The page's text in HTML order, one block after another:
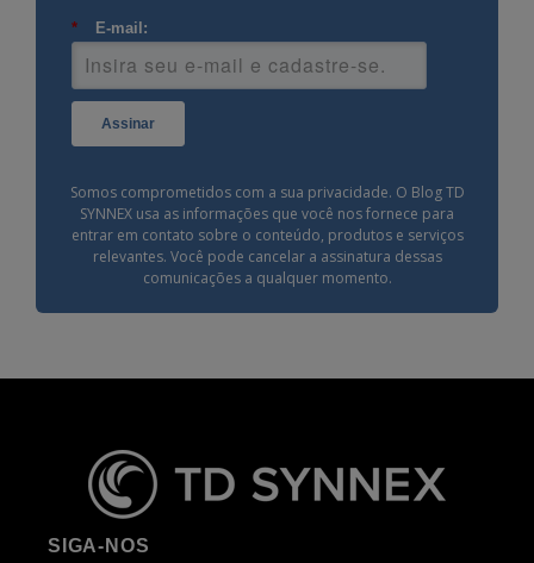
* E-mail:
Assinar
Somos comprometidos com a sua privacidade. O Blog TD
SYNNEX usa as informações que você nos fornece para
entrar em contato sobre o conteúdo, produtos e serviços
relevantes. Você pode cancelar a assinatura dessas
comunicações a qualquer momento.
SIGA-NOS